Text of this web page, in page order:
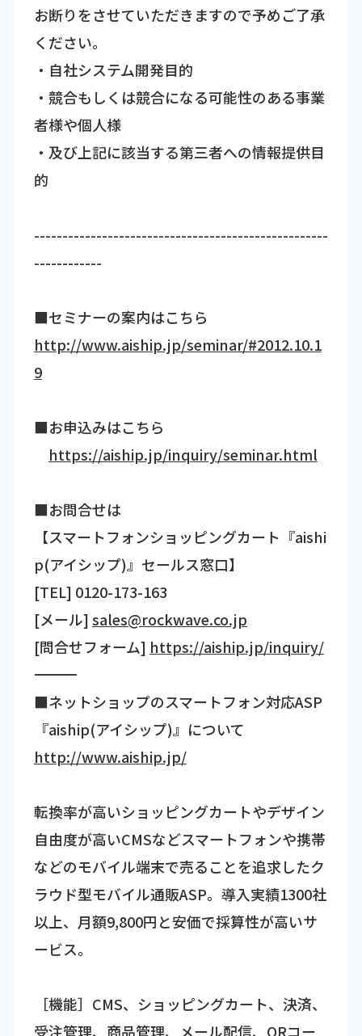
お断りをさせていただきますので予めご了承
ください。
・自社システム開発目的
・競合もしくは競合になる可能性のある事業
者様や個人様
・及び上記に該当する第三者への情報提供目
的
----------------------------------------------------
------------
■セミナーの案内はこちら
http://www.aiship.jp/seminar/#2012.10.1
9
■お申込みはこちら
https://aiship.jp/inquiry/seminar.html
■お問合せは
【スマートフォンショッピングカート『aishi
p(アイシップ)』セールス窓口】
[TEL] 0120-173-163
[メール] sales@rockwave.co.jp
[問合せフォーム] https://aiship.jp/inquiry/
―――――――――――――――――――――――――――――――――――
■ネットショップのスマートフォン対応ASP
『aiship(アイシップ)』について
http://www.aiship.jp/
転換率が高いショッピングカートやデザイン
自由度が高いCMSなどスマートフォンや携帯
などのモバイル端末で売ることを追求したク
ラウド型モバイル通販ASP。導入実績1300社
以上、月額9,800円と安価で採算性が高いサ
ービス。
［機能］CMS、ショッピングカート、決済、
受注管理、商品管理、メール配信、QRコー